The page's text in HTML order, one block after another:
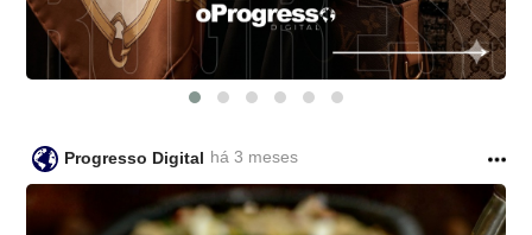
Progresso Digital há 3 meses